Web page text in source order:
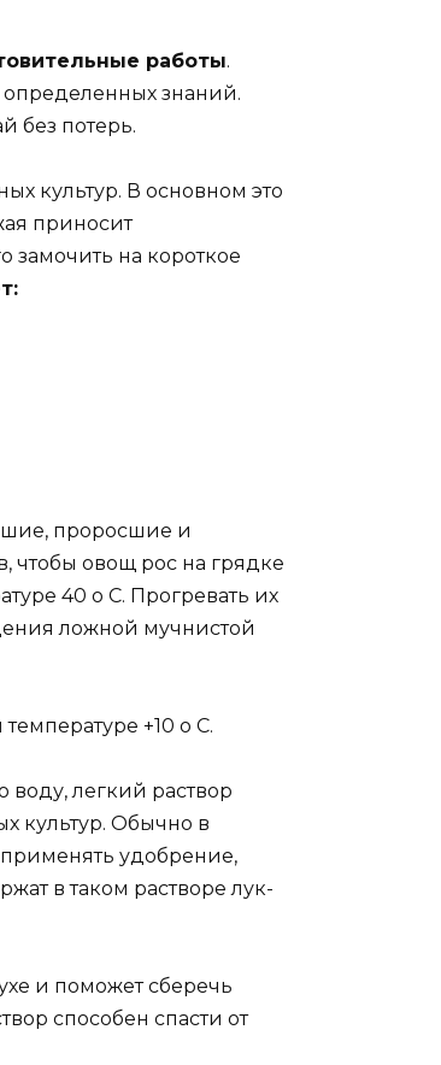
работы.
определенных знаний.
без потерь.
культур. В основном это
приносит
замочить на короткое
проросшие и
овощ рос на грядке
40 о С. Прогревать их
ложной мучнистой
+10 о С.
воду, легкий раствор
культур. Обычно в
удобрение,
в таком растворе лук-
и поможет сберечь
способен спасти от